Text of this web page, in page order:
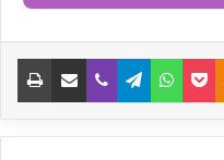
‫Odnoklassniki پاکت واتس آپ تلگرام وایبر اشتراک گذاری از طریق ایمیل